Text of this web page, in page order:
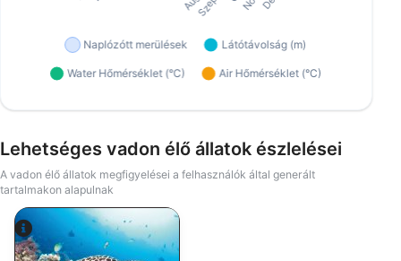
Lehetséges vadon élő állatok észlelései
A vadon élő állatok megfigyelései a felhasználók által generált
tartalmakon alapulnak